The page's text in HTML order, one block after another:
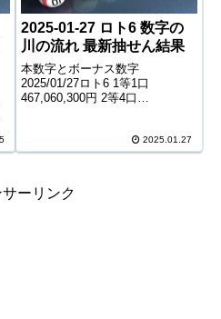
2025-01-27 ロト6 数字の
川の流れ 最新抽せん結果
本数字とボーナス数字
2025/01/27ロト6 1等1口
467,060,300円 2等4口
181,112口 1,000円 キャリーオー
バー ...
2025.01.27
ーリンク